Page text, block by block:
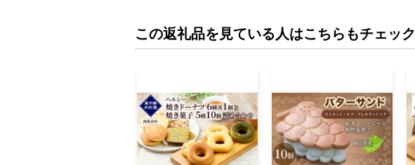
この返礼品を見ている人はこちらもチェック